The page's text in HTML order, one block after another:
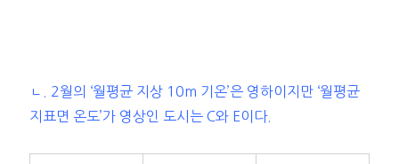
ㄴ. 2월의 ‘월평균 지상 10m 기온’은 영하이지만 ‘월평균
지표면 온도’가 영상인 도시는 C와 E이다.